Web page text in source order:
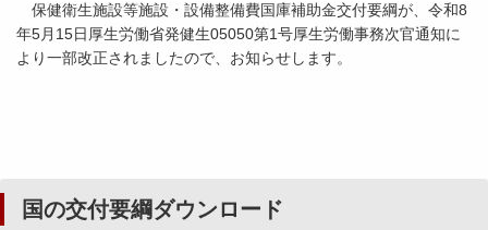
保健衛生施設等施設・設備整備費国庫補助金交付要綱が、令和8
年5月15日厚生労働省発健生05050第1号厚生労働事務次官通知に
より一部改正されましたので、お知らせします。
国の交付要綱ダウンロード